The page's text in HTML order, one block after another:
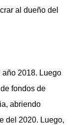
al dueño del
2018. Luego
fondos de
abriendo
del 2020. Luego,